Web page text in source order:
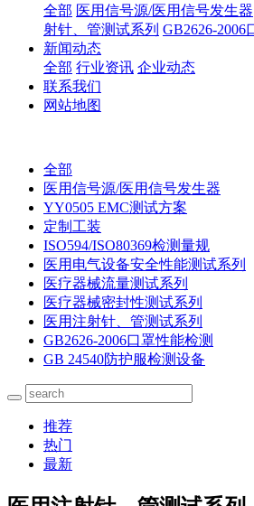
全部 医用信号源/医用信号发生器
射针、管测试系列 GB2626-2006
新闻动态
全部 行业资讯 企业动态
联系我们
网站地图
全部
医用信号源/医用信号发生器
YY0505 EMC测试方案
定制工装
ISO594/ISO80369检测量规
医用电气设备安全性能测试系列
医疗器械流量测试系列
医疗器械密封性测试系列
医用注射针、管测试系列
GB2626-2006口罩性能检测
GB 24540防护服检测设备
推荐
热门
最新